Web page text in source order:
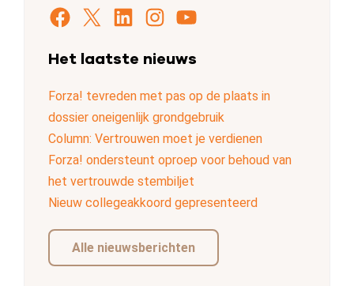
Facebook X LinkedIn Instagram YouTube
Het laatste nieuws
Forza! tevreden met pas op de plaats in
dossier oneigenlijk grondgebruik
Column: Vertrouwen moet je verdienen
Forza! ondersteunt oproep voor behoud van
het vertrouwde stembiljet
Nieuw collegeakkoord gepresenteerd
Alle nieuwsberichten